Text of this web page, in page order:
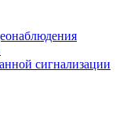
сигнализации